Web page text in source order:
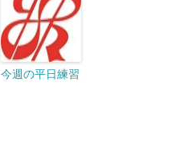
今週の平日練習